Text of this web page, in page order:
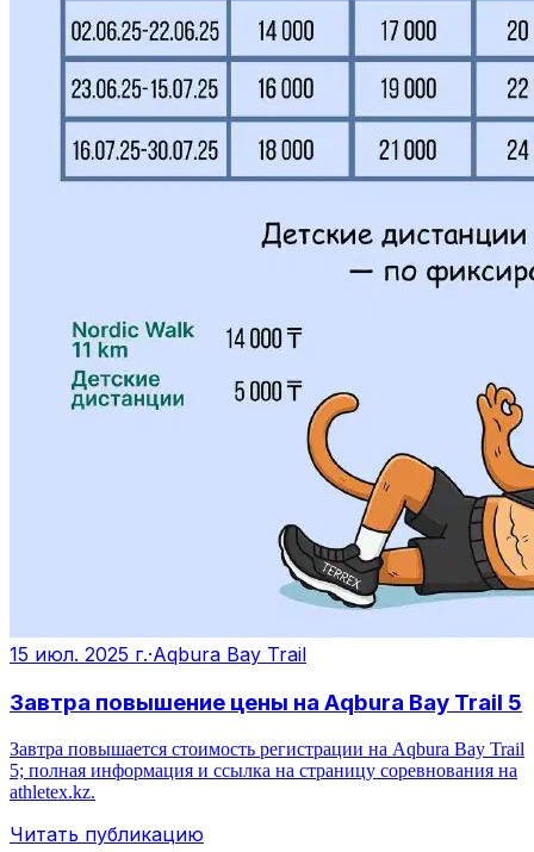
15 июл. 2025 г.·Aqbura Bay Trail
Завтра повышение цены на Aqbura Bay Trail 5
Завтра повышается стоимость регистрации на Aqbura Bay Trail
5; полная информация и ссылка на страницу соревнования на
athletex.kz.
Читать публикацию